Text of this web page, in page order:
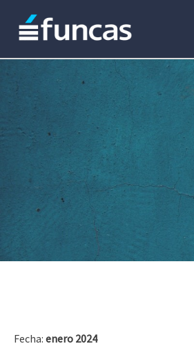
Fecha: enero 2024